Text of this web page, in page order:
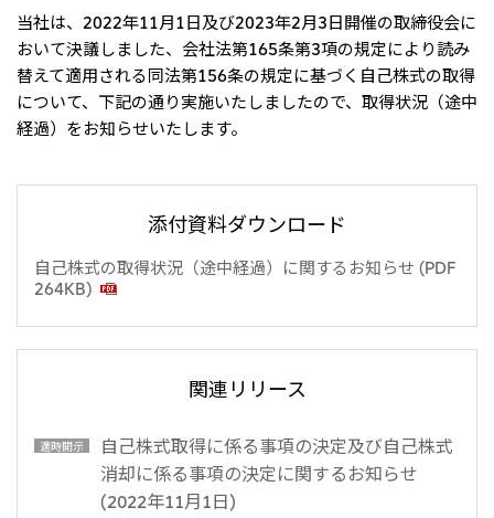
モロッコで、世界で、タン
パク質バリューチェーン
八代 侑輝
すべては、志からはじま
国内・海外拠点
事業本部紹介
コーポレート・ガバナンス
三井物産のDX
三井物産の人材マネジメント
ライブラリー
重要なお知らせ
トピックス
2026年
2025年
2024年
2023年
2022年
2020年
2026.8.4 適時開示
2026.8.4 リリース
令和8年熊本地震被害に対する支援について
トップ
サステナビリティ最新情報
トップコミットメント
サステナビリティ経営
Governance
イニシアティブへの参画
三井物産の森
社会貢献活動
TCFDに基づく情報開示
投資家情報
IR説明会
個人株主・投資家の皆様へ
株主・株式基本情報
IRカレンダー
Careers
三井物産について
採用情報
グループ会社採用情報
Network Website
三井物産株式会社（本店）
当社は、2022年11月1日及び2023年2月3日開催の取締役会に
おいて決議しました、会社法第165条第3項の規定により読み
替えて適用される同法第156条の規定に基づく自己株式の取得
について、下記の通り実施いたしましたので、取得状況（途中
経過）をお知らせいたします。
添付資料ダウンロード
自己株式の取得状況（途中経過）に関するお知らせ (PDF
264KB)
関連リリース
適時開示
自己株式取得に係る事項の決定及び自己株式
消却に係る事項の決定に関するお知らせ
(2022年11月1日)